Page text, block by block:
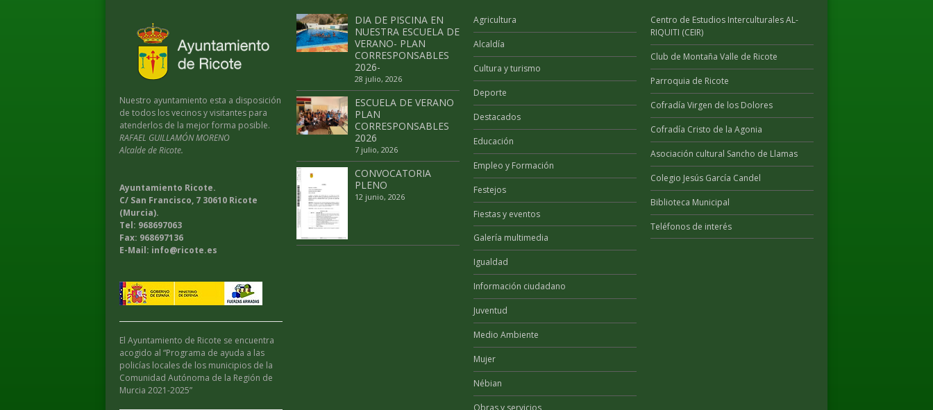
Nuestro ayuntamiento esta a disposición
de todos los vecinos y visitantes para
atenderlos de la mejor forma posible.
RAFAEL GUILLAMÓN MORENO
Alcalde de Ricote.
Ayuntamiento Ricote.
C/ San Francisco, 7 30610 Ricote
(Murcia).
Tel: 968697063
Fax: 968697136
E-Mail: info@ricote.es
El Ayuntamiento de Ricote se encuentra
acogido al “Programa de ayuda a las
policías locales de los municipios de la
Comunidad Autónoma de la Región de
Murcia 2021-2025”
DIA DE PISCINA EN
NUESTRA ESCUELA DE
VERANO- PLAN
CORRESPONSABLES
2026-
28 julio, 2026
ESCUELA DE VERANO
PLAN
CORRESPONSABLES
2026
7 julio, 2026
CONVOCATORIA
PLENO
12 junio, 2026
Agricultura
Alcaldía
Cultura y turismo
Deporte
Destacados
Educación
Empleo y Formación
Festejos
Fiestas y eventos
Galería multimedia
Igualdad
Información ciudadano
Juventud
Medio Ambiente
Mujer
Nébian
Centro de Estudios Interculturales AL-
RIQUITI (CEIR)
Club de Montaña Valle de Ricote
Parroquia de Ricote
Cofradía Virgen de los Dolores
Cofradía Cristo de la Agonia
Asociación cultural Sancho de Llamas
Colegio Jesús García Candel
Biblioteca Municipal
Teléfonos de interés